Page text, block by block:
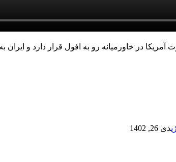
آمریکا در خاورمیانه رو به افول قرار دارد و
دی 26, 1402